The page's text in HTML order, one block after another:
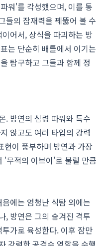
워'를 각성했으며, 이를 통
들의 잠재력을 꿰뚫어 볼 수
어서, 상식을 파괴하는 방
는 단순히 배틀에서 이기는
탐구하고 그들과 함께 정
. 방연의 심령 파워와 특수
않고도 여러 타입의 강력
현이 풍부하며 방연과 가장
'무적의 이브이'로 불릴 만큼
에는 엄청난 식탐 외에는
, 방연은 그의 숨겨진 격투
가로 육성한다. 이후 잠만